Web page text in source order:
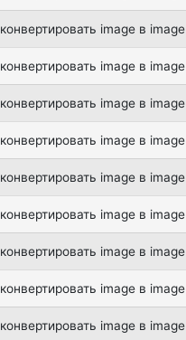
конвертировать image в image
конвертировать image в image
конвертировать image в image
конвертировать image в image
конвертировать image в image
конвертировать image в image
конвертировать image в image
конвертировать image в image
конвертировать image в image